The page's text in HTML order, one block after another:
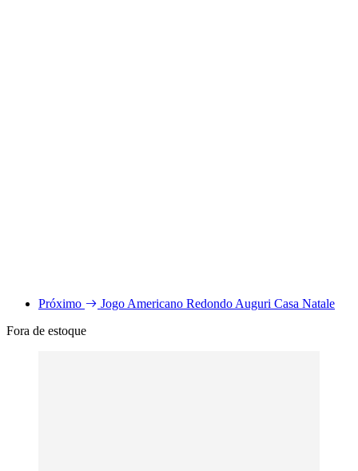
Próximo
Jogo Americano Redondo Auguri Casa Natale
Fora de estoque